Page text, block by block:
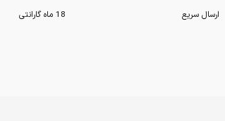
ارسال سریع 18 ماه گارانتی